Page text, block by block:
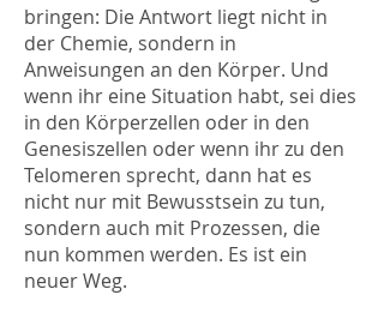
bringen: Die Antwort liegt nicht in
der Chemie, sondern in
Anweisungen an den Körper. Und
wenn ihr eine Situation habt, sei dies
in den Körperzellen oder in den
Genesiszellen oder wenn ihr zu den
Telomeren sprecht, dann hat es
nicht nur mit Bewusstsein zu tun,
sondern auch mit Prozessen, die
nun kommen werden. Es ist ein
neuer Weg.